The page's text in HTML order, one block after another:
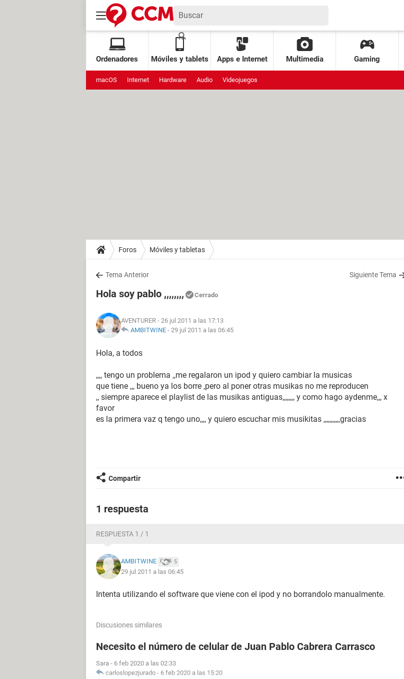
Ordenadores Móviles y tablets Apps e Internet Multimedia Gaming
macOS Internet Hardware Audio Videojuegos
Foros Móviles y tabletas
Tema Anterior Siguiente Tema
Hola soy pablo ,,,,,,,, Cerrado
AVENTURER - 26 jul 2011 a las 17:13
AMBITWINE - 29 jul 2011 a las 06:45
Hola, a todos
,,,, tengo un problema ,,me regalaron un ipod y quiero cambiar la musicas
que tiene ,,, bueno ya los borre ,pero al poner otras musikas no me reproducen
,, siempre aparece el playlist de las musikas antiguas,,,,,,,, y como hago aydenme,,, x
favor
es la primera vaz q tengo uno,,,, y quiero escuchar mis musikitas ,,,,,,,,,,,gracias
Compartir
1 respuesta
RESPUESTA 1 / 1
AMBITWINE 5
29 jul 2011 a las 06:45
Intenta utilizando el software que viene con el ipod y no borrandolo manualmente.
Discusiones similares
Necesito el número de celular de Juan Pablo Cabrera Carrasco
Sara - 6 feb 2020 a las 02:33
carloslopezjurado - 6 feb 2020 a las 15:20